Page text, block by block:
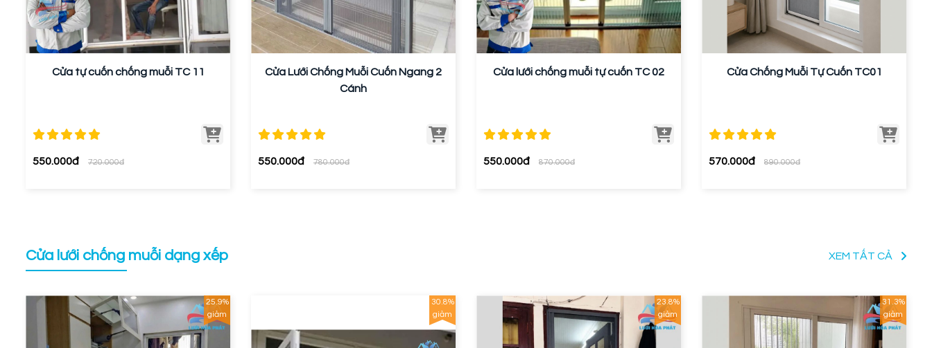
Cửa tự cuốn chống muỗi TC 11
550.000đ 720.000đ
Cửa Lưới Chống Muỗi Cuốn Ngang 2
Cánh
550.000đ 780.000đ
Cửa lưới chống muỗi tự cuốn TC 02
550.000đ 870.000đ
Cửa Chống Muỗi Tự Cuốn TC01
570.000đ 890.000đ
Cửa lưới chống muỗi dạng xếp
25.9%
giảm
30.8%
giảm
23.8%
giảm
31.3%
giảm
XEM TẤT CẢ